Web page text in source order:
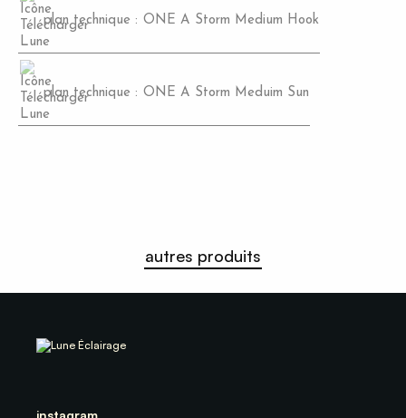
plan technique : ONE A Storm Medium Hook
plan technique : ONE A Storm Meduim Sun
autres produits